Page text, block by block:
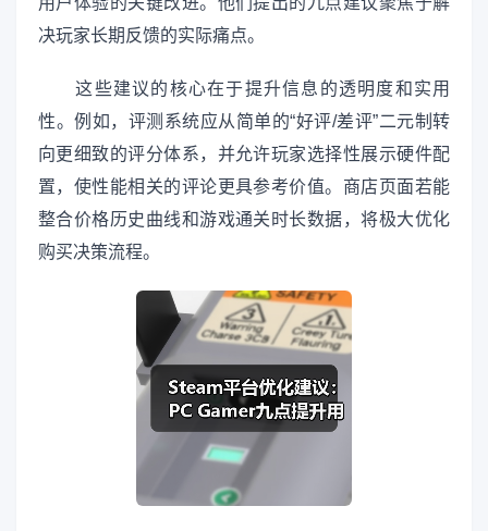
决玩家长期反馈的实际痛点。
这些建议的核心在于提升信息的透明度和实用
性。例如，评测系统应从简单的“好评/差评”二元制转
向更细致的评分体系，并允许玩家选择性展示硬件配
置，使性能相关的评论更具参考价值。商店页面若能
整合价格历史曲线和游戏通关时长数据，将极大优化
购买决策流程。